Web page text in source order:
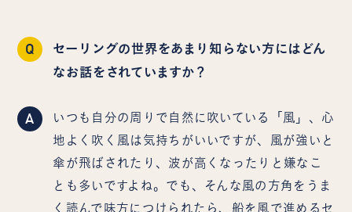
Q
セーリングの世界をあまり知らない方にはどん
なお話をされていますか？
A
いつも自分の周りで自然に吹いている「風」、心
地よく吹く風は気持ちがいいですが、風が強いと
傘が飛ばされたり、波が高くなったりと嫌なこ
とも多いですよね。でも、そんな風の方角をうま
く読んで味方につけられたら、船を風で進めるセ